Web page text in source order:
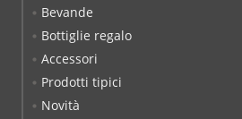
Bevande
Bottiglie regalo
Accessori
Prodotti tipici
Novità